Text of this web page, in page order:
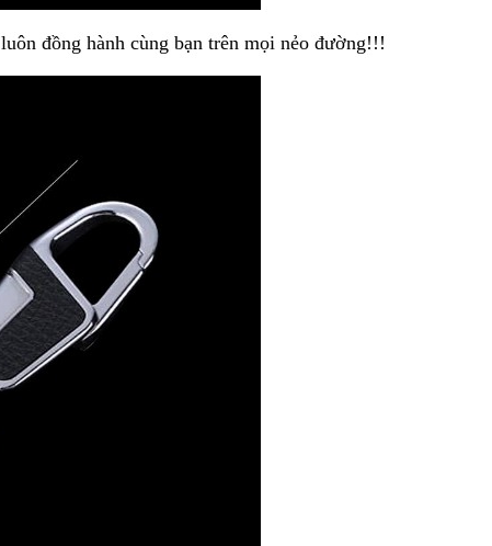
luôn đồng hành cùng bạn trên mọi nẻo đường!!!